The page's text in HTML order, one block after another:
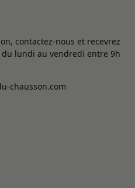
contactez-nous et recevrez
lundi au vendredi entre 9h
chausson.com